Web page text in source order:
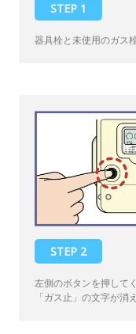
STEP 1
器具栓と未使用のガス
STEP 2
左側のボタンを押して
「ガス止」の文字が消